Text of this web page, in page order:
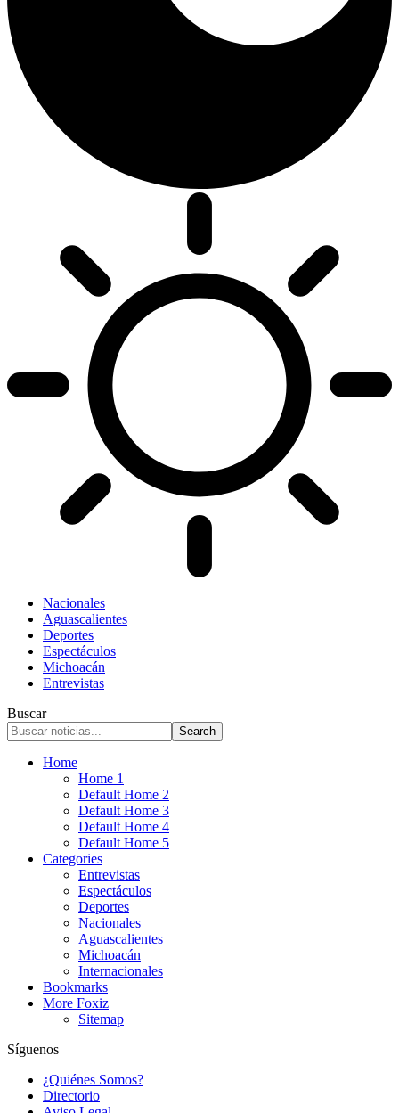
Nacionales
Aguascalientes
Deportes
Espectáculos
Michoacán
Entrevistas
Buscar
Home
Home 1
Default Home 2
Default Home 3
Default Home 4
Default Home 5
Categories
Entrevistas
Espectáculos
Deportes
Nacionales
Aguascalientes
Michoacán
Internacionales
Bookmarks
More Foxiz
Sitemap
Síguenos
¿Quiénes Somos?
Directorio